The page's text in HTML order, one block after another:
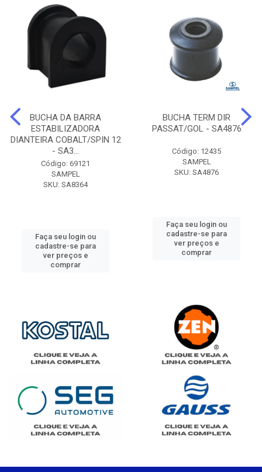
BUCHA DA BARRA
ESTABILIZADORA
DIANTEIRA COBALT/SPIN 12
- SA3...
Código: 69121
SAMPEL
SKU: SA8364
Faça seu login ou
cadastre-se para
ver preços e
comprar
BUCHA TERM DIR
PASSAT/GOL - SA4876
Código: 12435
SAMPEL
SKU: SA4876
Faça seu login ou
cadastre-se para
ver preços e
comprar